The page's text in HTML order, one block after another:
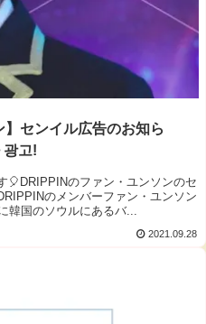
】センイル広告のお知ら
광고!
🎈DRIPPINのファン・ユンソンのセ
のメンバーファン・ユンソン
韓国のソウルにあるバ...
2021.09.28